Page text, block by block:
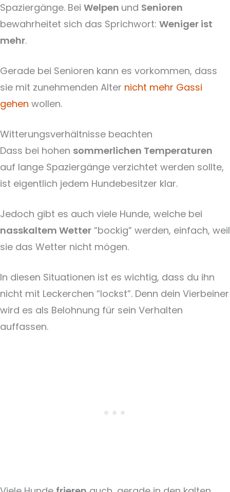
Spaziergänge. Bei Welpen und Senioren
bewahrheitet sich das Sprichwort: Weniger ist
mehr.
Gerade bei Senioren kann es vorkommen, dass
sie mit zunehmenden Alter nicht mehr Gassi
gehen wollen.
Witterungsverhältnisse beachten
Dass bei hohen sommerlichen Temperaturen
auf lange Spaziergänge verzichtet werden sollte,
ist eigentlich jedem Hundebesitzer klar.
Jedoch gibt es auch viele Hunde, welche bei
nasskaltem Wetter “bockig” werden, einfach, weil
sie das Wetter nicht mögen.
In diesen Situationen ist es wichtig, dass du ihn
nicht mit Leckerchen “lockst”. Denn dein Vierbeiner
wird es als Belohnung für sein Verhalten
auffassen.